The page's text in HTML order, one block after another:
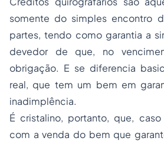
somente do simples encontro
partes, tendo como garantia a
devedor de que, no
obrigação. E se diferencia
real, que tem um bem em
inadimplência.
É cristalino, portanto, que,
com a venda do bem que